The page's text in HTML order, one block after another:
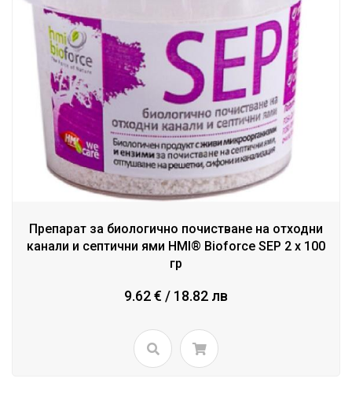
Препарат за биологично почистване на отходни
канали и септични ями HMI® Bioforce SEP 2 x 100
гр
9.62 € / 18.82 лв